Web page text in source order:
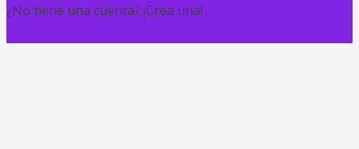
¿No tiene una cuenta? ¡Crea una!